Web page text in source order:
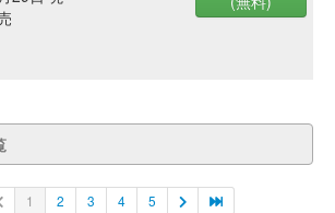
1 2 3 4 5